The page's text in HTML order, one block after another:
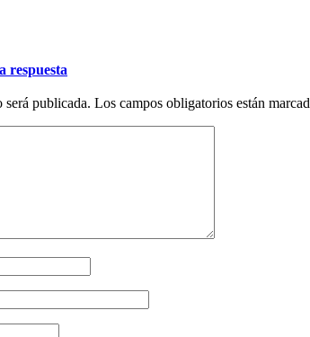
respuesta
publicada. Los campos obligatorios están